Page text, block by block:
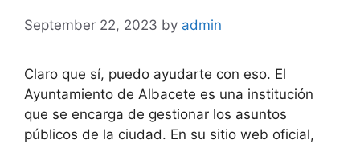
September 22, 2023 by admin
Claro que sí, puedo ayudarte con eso. El
Ayuntamiento de Albacete es una institución
que se encarga de gestionar los asuntos
públicos de la ciudad. En su sitio web oficial,